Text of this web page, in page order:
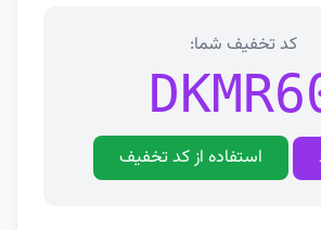
کد تخفیف شما:
استفاده از کد تخفیف